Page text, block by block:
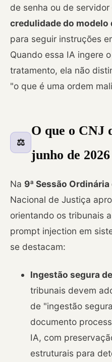
de senha ou de
credulidade do modelo
para seguir instruções
Quando essa IA ingere
tratamento, ela não
"o que é uma ordem
⚖️
O que o CNJ
junho de 2026
Na 9ª Sessão
Nacional de Justiça
orientando os tribunais
prompt injection em
se destacam:
Ingestão segura
tribunais devem
de "ingestão
documento
IA, com
estruturais para